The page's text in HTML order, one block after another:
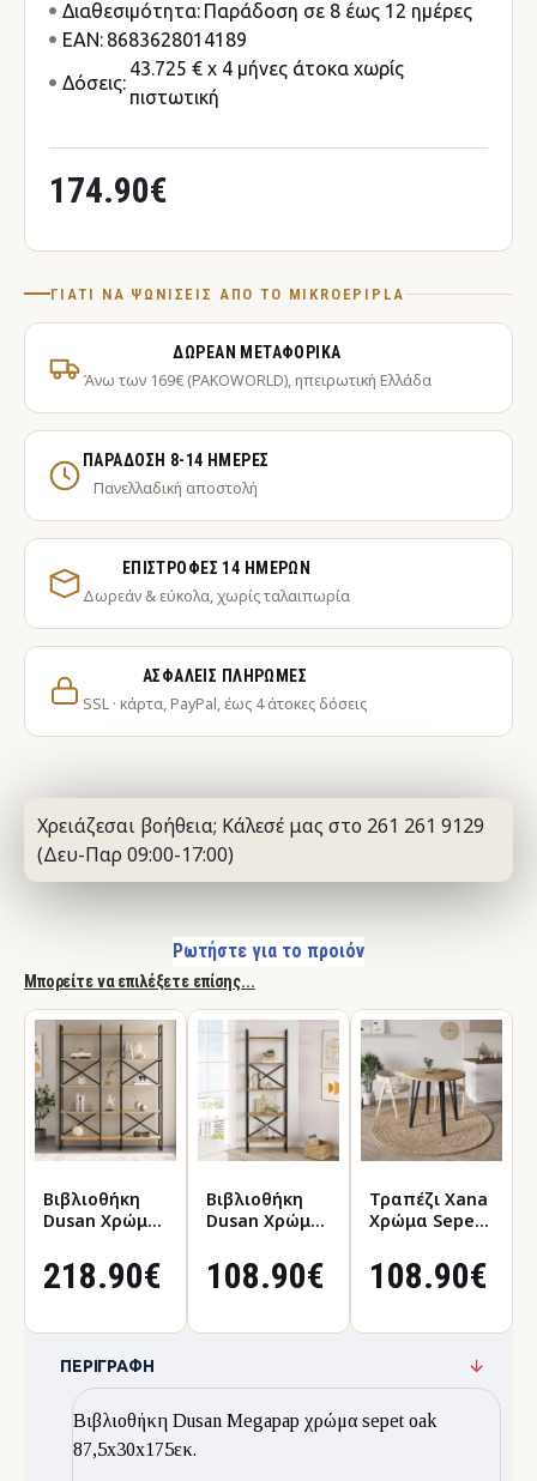
174.90€
Διαθεσιμότητα: Παράδοση σε 8 έως 12 ημέρες
EAN: 8683628014189
Δόσεις:
43.725 € x 4 μήνες άτοκα χωρίς
πιστωτική
Μπορείτε να επιλέξετε επίσης...
Βιβλιοθήκη
Dusan Χρώμα
143,5x30x175εκ.
218.90€
Βιβλιοθήκη
Dusan Χρώμα
58x30x175εκ.
108.90€
Τραπέζι Xana
Χρώμα Sepet
Ø90x77,5εκ.
108.90€
ΓΙΑΤΊ ΝΑ ΨΩΝΊΣΕΙΣ ΑΠΌ ΤΟ MIKROEPIPLA
ΔΩΡΕΆΝ ΜΕΤΑΦΟΡΙΚΆ
Άνω των 169€ (PAKOWORLD), ηπειρωτική Ελλάδα
ΠΑΡΆΔΟΣΗ 8-14 ΗΜΈΡΕΣ
Πανελλαδική αποστολή
ΕΠΙΣΤΡΟΦΈΣ 14 ΗΜΕΡΏΝ
Δωρεάν & εύκολα, χωρίς ταλαιπωρία
ΑΣΦΑΛΕΊΣ ΠΛΗΡΩΜΈΣ
SSL · κάρτα, PayPal, έως 4 άτοκες δόσεις
Χρειάζεσαι βοήθεια; Κάλεσέ μας στο 261 261 9129
(Δευ-Παρ 09:00-17:00)
Ρωτήστε για το προιόν
ΠΕΡΙΓΡΑΦΉ
Βιβλιοθήκη Dusan Megapap χρώμα sepet oak
87,5x30x175εκ.